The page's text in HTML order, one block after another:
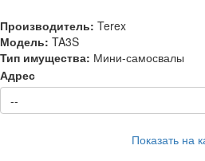
Производитель: Terex
Модель: TA3S
Тип имущества: Мини-самосвалы
Адрес
--
Показать на